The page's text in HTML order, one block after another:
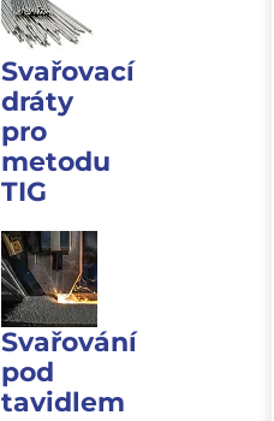
Svařovací
dráty
pro
metodu
TIG
Svařování
pod
tavidlem